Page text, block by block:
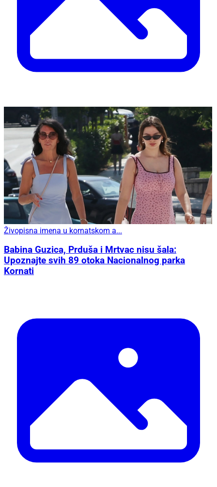
Živopisna imena u kornatskom a...
Babina Guzica, Prduša i Mrtvac nisu šala:
Upoznajte svih 89 otoka Nacionalnog parka
Kornati